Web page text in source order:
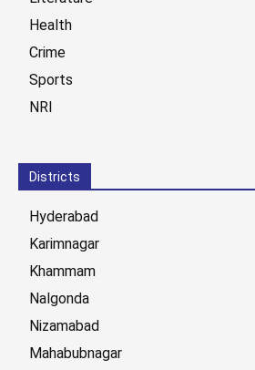
Health
Crime
Sports
NRI
Districts
Hyderabad
Karimnagar
Khammam
Nalgonda
Nizamabad
Mahabubnagar